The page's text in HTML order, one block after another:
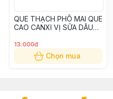
QUE THẠCH PHÔ MAI QUE
CAO CANXI VỊ SỮA DÂU
13.000đ
Chọn mua